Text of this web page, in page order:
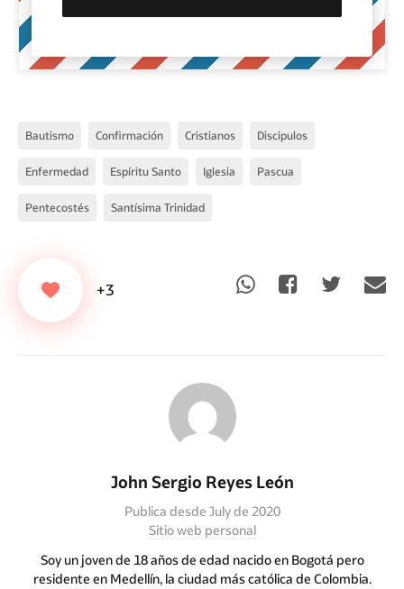
Bautismo Confirmación Cristianos Discipulos
Enfermedad Espíritu Santo Iglesia Pascua
Pentecostés Santísima Trinidad
+3
John Sergio Reyes León
Publica desde July de 2020
Sitio web personal
Soy un joven de 18 años de edad nacido en Bogotá pero
residente en Medellín, la ciudad más católica de Colombia.